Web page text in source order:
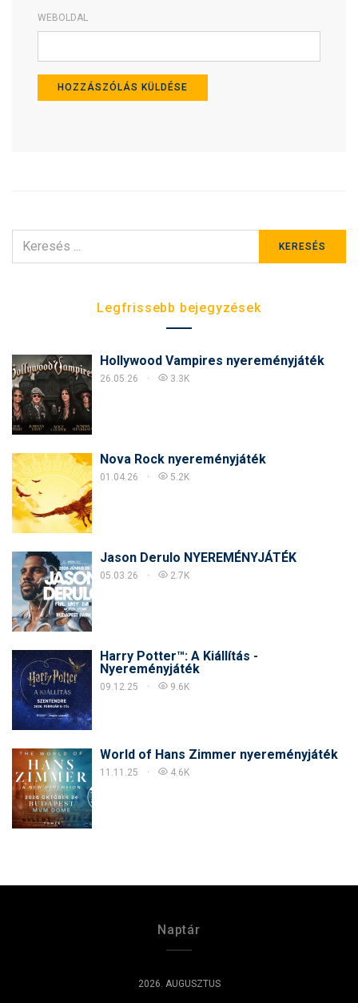
WEBOLDAL
ERRE:
KERESÉS
Legfrissebb bejegyzések
Hollywood Vampires nyereményjáték
26.05.26 3.3K
Nova Rock nyereményjáték
01.04.26 5.2K
Jason Derulo NYEREMÉNYJÁTÉK
05.03.26 2.7K
Harry Potter™: A Kiállítás -
Nyereményjáték
09.12.25 9.6K
World of Hans Zimmer nyereményjáték
11.11.25 4.6K
Naptár
2026. AUGUSZTUS